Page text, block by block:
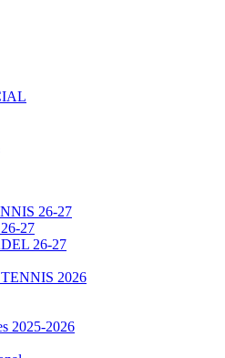
26-27
27
26-27
2026
2025-2026